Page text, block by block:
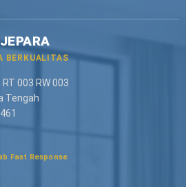
BERKUALITAS
003 RW 003
Tengah
Fast Response